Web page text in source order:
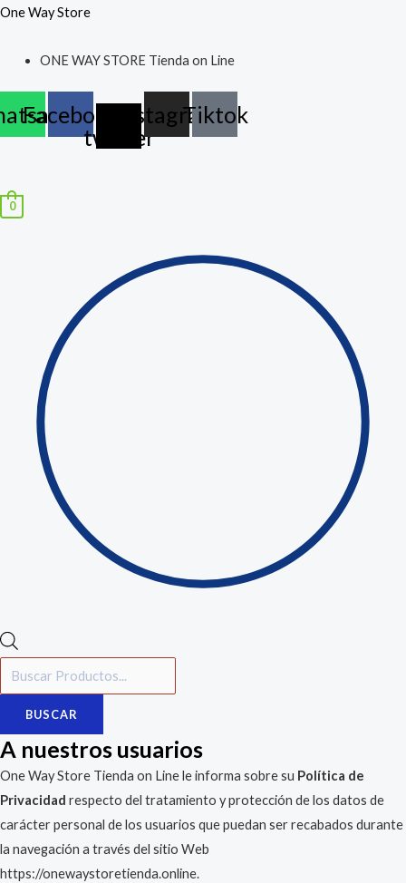
Ir
contenido
One Way Store
ONE WAY STORE Tienda on Line
Facebook
twitter
Instagram
Tiktok
0
Búsqueda
productos
BUSCAR
A nuestros usuarios
One Way Store Tienda on Line le informa sobre su Política de
Privacidad respecto del tratamiento y protección de los datos de
carácter personal de los usuarios que puedan ser recabados durante
la navegación a través del sitio Web
https://onewaystoretienda.online.